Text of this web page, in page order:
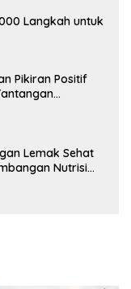
Langkah untuk
Pikiran Positif
Lemak Sehat
Nutrisi